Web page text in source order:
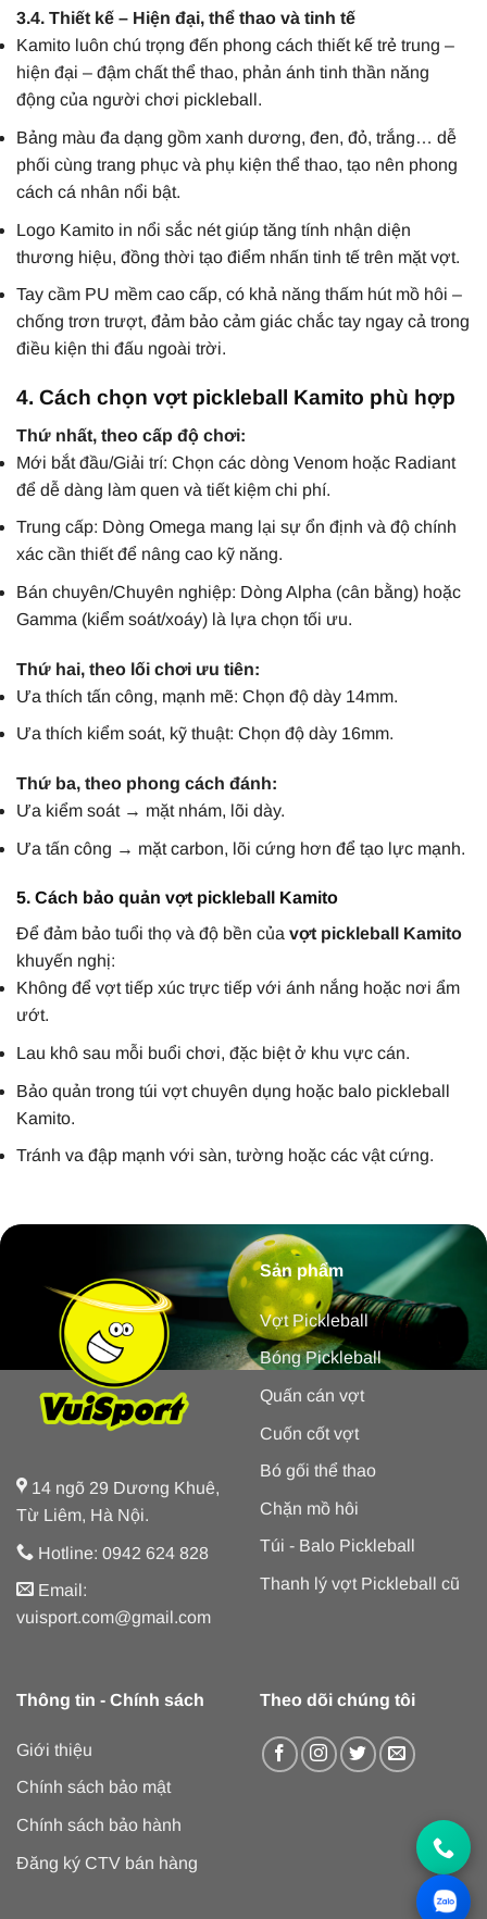
3.4. Thiết kế – Hiện đại, thể thao và tinh tế
Kamito luôn chú trọng đến phong cách thiết kế trẻ trung –
hiện đại – đậm chất thể thao, phản ánh tinh thần năng
động của người chơi pickleball.
Bảng màu đa dạng gồm xanh dương, đen, đỏ, trắng… dễ
phối cùng trang phục và phụ kiện thể thao, tạo nên phong
cách cá nhân nổi bật.
Logo Kamito in nổi sắc nét giúp tăng tính nhận diện
thương hiệu, đồng thời tạo điểm nhấn tinh tế trên mặt vợt.
Tay cầm PU mềm cao cấp, có khả năng thấm hút mồ hôi –
chống trơn trượt, đảm bảo cảm giác chắc tay ngay cả trong
điều kiện thi đấu ngoài trời.
4. Cách chọn vợt pickleball Kamito phù hợp
Thứ nhất, theo cấp độ chơi:
Mới bắt đầu/Giải trí: Chọn các dòng Venom hoặc Radiant
để dễ dàng làm quen và tiết kiệm chi phí.
Trung cấp: Dòng Omega mang lại sự ổn định và độ chính
xác cần thiết để nâng cao kỹ năng.
Bán chuyên/Chuyên nghiệp: Dòng Alpha (cân bằng) hoặc
Gamma (kiểm soát/xoáy) là lựa chọn tối ưu.
Thứ hai, theo lối chơi ưu tiên:
Ưa thích tấn công, mạnh mẽ: Chọn độ dày 14mm.
Ưa thích kiểm soát, kỹ thuật: Chọn độ dày 16mm.
Thứ ba, theo phong cách đánh:
Ưa kiểm soát → mặt nhám, lõi dày.
Ưa tấn công → mặt carbon, lõi cứng hơn để tạo lực mạnh.
5. Cách bảo quản vợt pickleball Kamito
Để đảm bảo tuổi thọ và độ bền của vợt pickleball Kamito
khuyến nghị:
Không để vợt tiếp xúc trực tiếp với ánh nắng hoặc nơi ẩm
ướt.
Lau khô sau mỗi buổi chơi, đặc biệt ở khu vực cán.
Bảo quản trong túi vợt chuyên dụng hoặc balo pickleball
Kamito.
Tránh va đập mạnh với sàn, tường hoặc các vật cứng.
14 ngõ 29 Dương Khuê,
Từ Liêm, Hà Nội.
Hotline: 0942 624 828
Email:
vuisport.com@gmail.com
Sản phẩm
Vợt Pickleball
Bóng Pickleball
Quấn cán vợt
Cuốn cốt vợt
Bó gối thể thao
Chặn mồ hôi
Túi - Balo Pickleball
Thanh lý vợt Pickleball cũ
Thông tin - Chính sách
Giới thiệu
Chính sách bảo mật
Chính sách bảo hành
Đăng ký CTV bán hàng
Theo dõi chúng tôi